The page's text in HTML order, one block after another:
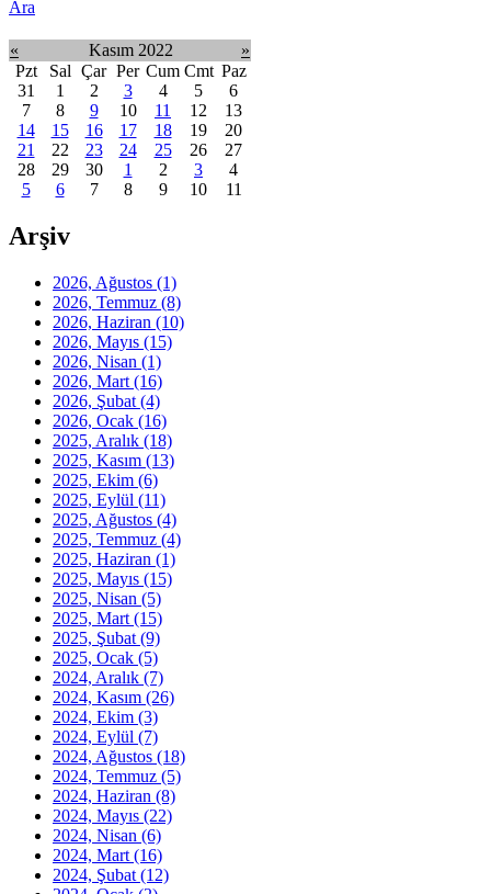
Ara
« Kasım 2022
»
Pzt
Sal Çar Per Cum Cmt Paz
31
1 2 3 4 5
6
7
8 9 10 11 12
13
14
15 16 17 18 19
20
21
22 23 24 25 26
27
28
29 30 1 2 3
4
5
6 7 8 9 10 11
Arşiv
2026, Ağustos (1)
2026, Temmuz (8)
2026, Haziran (10)
2026, Mayıs (15)
2026, Nisan (1)
2026, Mart (16)
2026, Şubat (4)
2026, Ocak (16)
2025, Aralık (18)
2025, Kasım (13)
2025, Ekim (6)
2025, Eylül (11)
2025, Ağustos (4)
2025, Temmuz (4)
2025, Haziran (1)
2025, Mayıs (15)
2025, Nisan (5)
2025, Mart (15)
2025, Şubat (9)
2025, Ocak (5)
2024, Aralık (7)
2024, Kasım (26)
2024, Ekim (3)
2024, Eylül (7)
2024, Ağustos (18)
2024, Temmuz (5)
2024, Haziran (8)
2024, Mayıs (22)
2024, Nisan (6)
2024, Mart (16)
2024, Şubat (12)